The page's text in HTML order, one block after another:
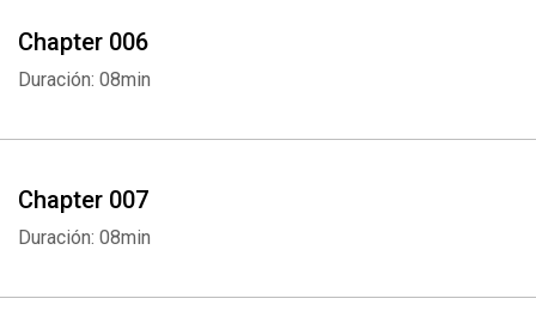
Chapter 006
Duración: 08min
Chapter 007
Duración: 08min